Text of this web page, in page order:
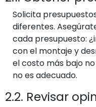
Solicita
diferentes.
cada presupuesto:
con el montaje y
el costo más bajo
no es adecuado.
2.2. Revisar